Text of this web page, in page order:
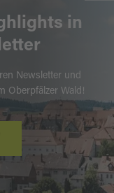
in
Newsletter und
Oberpfälzer Wald!